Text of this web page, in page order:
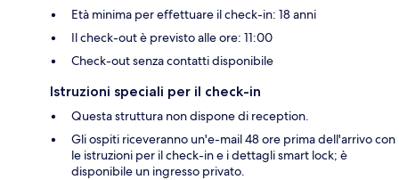
Età minima per effettuare il check-in: 18 anni
Il check-out è previsto alle ore: 11:00
Check-out senza contatti disponibile
Istruzioni speciali per il check-in
Questa struttura non dispone di reception.
Gli ospiti riceveranno un'e-mail 48 ore prima dell'arrivo con
le istruzioni per il check-in e i dettagli smart lock; è
disponibile un ingresso privato.